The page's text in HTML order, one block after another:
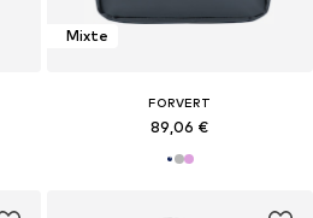
Mixte
FORVERT
89,06 €